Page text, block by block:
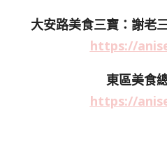
大安路美食三寶：謝老
https://
東區美食
https://